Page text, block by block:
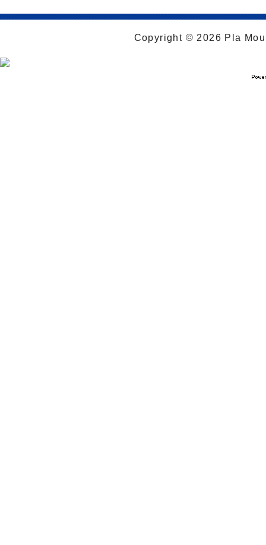
Copyright © 2026 Pla